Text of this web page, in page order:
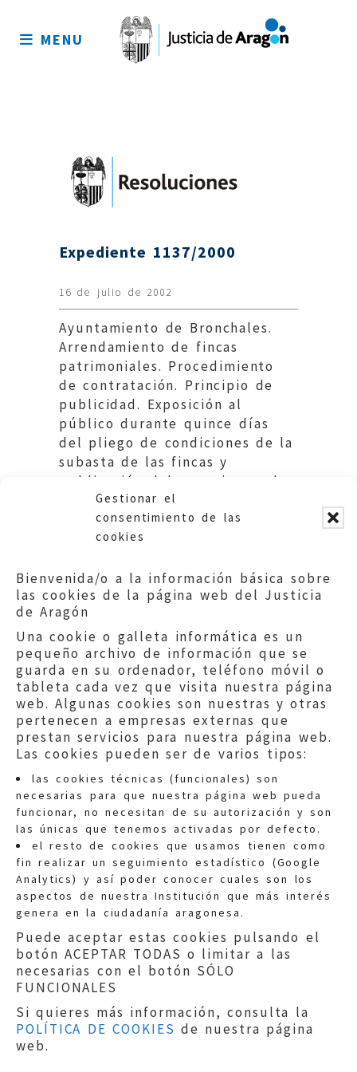
Gestionar el
consentimiento de las
cookies
Bienvenida/o a la información básica sobre
las cookies de la página web del Justicia
de Aragón
Una cookie o galleta informática es un
pequeño archivo de información que se
guarda en su ordenador, teléfono móvil o
tableta cada vez que visita nuestra página
web. Algunas cookies son nuestras y otras
pertenecen a empresas externas que
prestan servicios para nuestra página web.
Las cookies pueden ser de varios tipos:
las cookies técnicas (funcionales) son
necesarias para que nuestra página web pueda
funcionar, no necesitan de su autorización y son
las únicas que tenemos activadas por defecto.
el resto de cookies que usamos tienen como
fin realizar un seguimiento estadístico (Google
Analytics) y así poder conocer cuales son los
aspectos de nuestra Institución que más interés
genera en la ciudadanía aragonesa.
Puede aceptar estas cookies pulsando el
botón ACEPTAR TODAS o limitar a las
necesarias con el botón SÓLO
FUNCIONALES
Si quieres más información, consulta la
POLÍTICA DE COOKIES de nuestra página
web.
sitio
MENU
Expediente 1137/2000
16 de julio de 2002
Ayuntamiento de Bronchales.
Arrendamiento de fincas
patrimoniales. Procedimiento
de contratación. Principio de
publicidad. Exposición al
público durante quince días
del pliego de condiciones de la
subasta de las fincas y
publicación del anuncio en el
Boletín Oficial de Aragón.
Quejas:quejas@eljusticiadearagon.es
Información general:
informacion@eljusticiadearagon.es
Teléfonos:900 210 210/
Aviso legal|Política de privacidad|
Protección de Datos